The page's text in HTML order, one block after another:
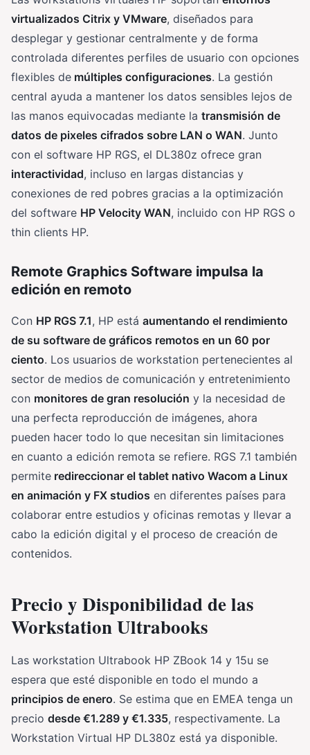
virtualizados Citrix y VMware, diseñados para
desplegar y gestionar centralmente y de forma
controlada diferentes perfiles de usuario con opciones
flexibles de múltiples configuraciones. La gestión
central ayuda a mantener los datos sensibles lejos de
las manos equivocadas mediante la transmisión de
datos de pixeles cifrados sobre LAN o WAN. Junto
con el software HP RGS, el DL380z ofrece gran
interactividad, incluso en largas distancias y
conexiones de red pobres gracias a la optimización
del software HP Velocity WAN, incluido con HP RGS o
thin clients HP.
Remote Graphics Software impulsa la
edición en remoto
Con HP RGS 7.1, HP está aumentando el rendimiento
de su software de gráficos remotos en un 60 por
ciento. Los usuarios de workstation pertenecientes al
sector de medios de comunicación y entretenimiento
con monitores de gran resolución y la necesidad de
una perfecta reproducción de imágenes, ahora
pueden hacer todo lo que necesitan sin limitaciones
en cuanto a edición remota se refiere. RGS 7.1 también
permite redireccionar el tablet nativo Wacom a Linux
en animación y FX studios en diferentes países para
colaborar entre estudios y oficinas remotas y llevar a
cabo la edición digital y el proceso de creación de
contenidos.
Precio y Disponibilidad de las
Workstation Ultrabooks
Las workstation Ultrabook HP ZBook 14 y 15u se
espera que esté disponible en todo el mundo a
principios de enero. Se estima que en EMEA tenga un
precio desde €1.289 y €1.335, respectivamente. La
Workstation Virtual HP DL380z está ya disponible.